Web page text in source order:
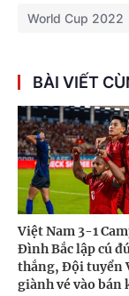
World Cup 2022
BÀI VIẾT
Việt Nam 3-1
Đình Bắc lập cú
thắng, Đội tuyển
giành vé vào bán